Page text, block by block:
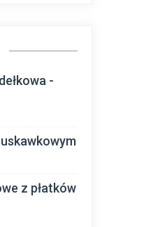
-
z płatków